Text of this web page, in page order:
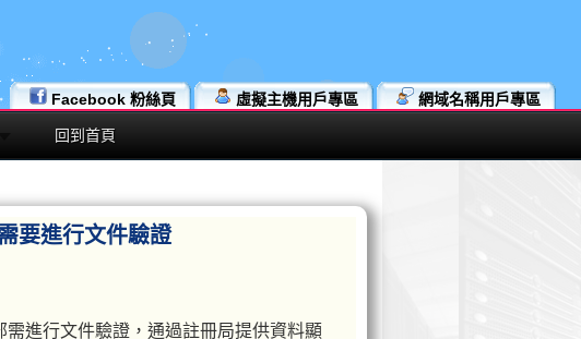
網域名稱用戶專區
虛擬主機用戶專區
Facebook 粉絲頁
回到首頁
要進行文件驗證
進行文件驗證，通過註冊局提供資料顯